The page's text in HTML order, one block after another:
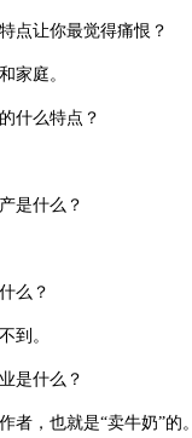
让你最觉得痛恨？
庭。
么特点？
是什么？
么？
到。
是什么？
，也就是“卖牛奶”的。